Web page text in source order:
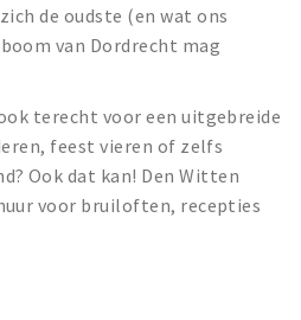
de oudste (en wat ons
van Dordrecht mag
terecht voor een uitgebreide
feest vieren of zelfs
Ook dat kan! Den Witten
voor bruiloften, recepties